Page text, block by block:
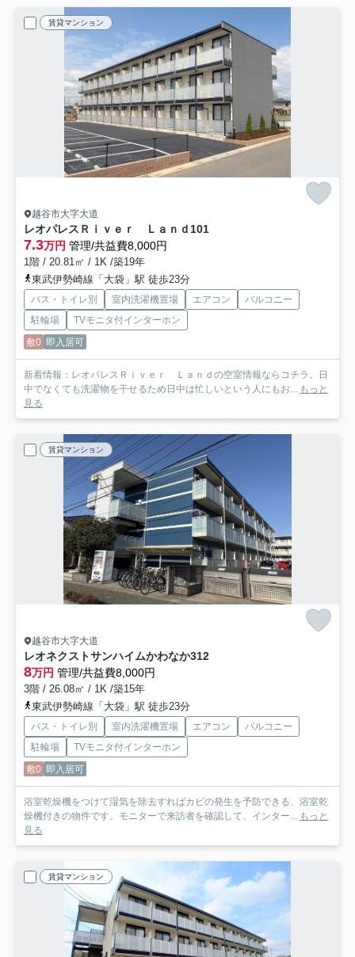
賃貸マンション
越谷市大字大道
レオパレスＲｉｖｅｒ Ｌａｎｄ101
7.3万円 管理/共益費8,000円
1階 / 20.81㎡ / 1K /築19年
東武伊勢崎線「大袋」駅 徒歩23分
バス・トイレ別 室内洗濯機置場 エアコン
バルコニー
駐輪場
TVモニタ付インターホン
敷0 即入居可
新着情報：レオパレスＲｉｖｅｒ Ｌａｎｄの空室情報ならコチラ。日
中でなくても洗濯物を干せるため日中は忙しいという人にもお... もっと
見る
賃貸マンション
越谷市大字大道
レオネクストサンハイムかわなか312
8万円 管理/共益費8,000円
3階 / 26.08㎡ / 1K /築15年
東武伊勢崎線「大袋」駅 徒歩23分
バス・トイレ別 室内洗濯機置場 エアコン
バルコニー
駐輪場
TVモニタ付インターホン
敷0 即入居可
浴室乾燥機をつけて湿気を除去すればカビの発生を予防できる、浴室乾
燥機付きの物件です。モニターで来訪者を確認して、インター... もっと
見る
賃貸マンション